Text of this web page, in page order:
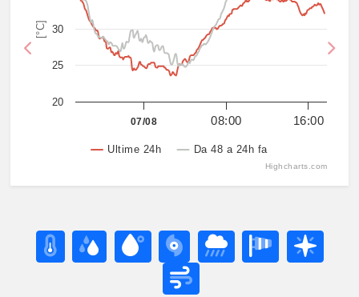
[°C]
Ultime 24h Da 48 a 24h fa
07/08 08:00 16:00
20
25
30
Highcharts.com
Previous